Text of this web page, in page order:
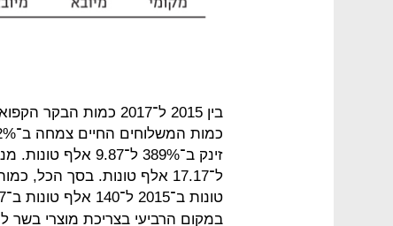
טונות ב־2015 ל־140 אלף טונות ב־2017. לפי נתוני